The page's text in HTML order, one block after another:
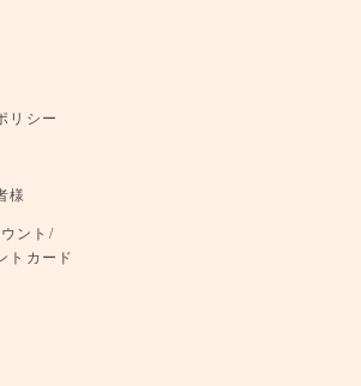
リシー
様
ウント/
トカード